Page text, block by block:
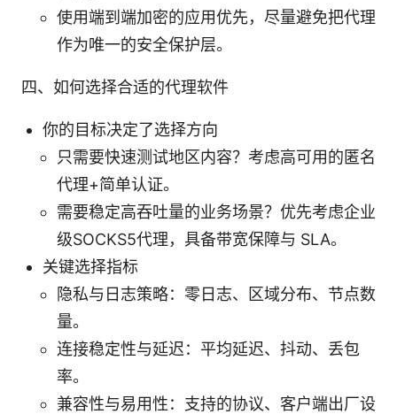
使用端到端加密的应用优先，尽量避免把代理
作为唯一的安全保护层。
四、如何选择合适的代理软件
你的目标决定了选择方向
只需要快速测试地区内容？考虑高可用的匿名
代理+简单认证。
需要稳定高吞吐量的业务场景？优先考虑企业
级SOCKS5代理，具备带宽保障与 SLA。
关键选择指标
隐私与日志策略：零日志、区域分布、节点数
量。
连接稳定性与延迟：平均延迟、抖动、丢包
率。
兼容性与易用性：支持的协议、客户端出厂设